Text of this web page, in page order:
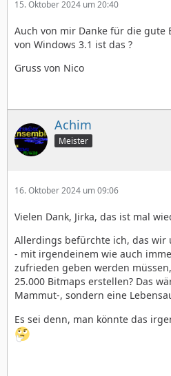
15. Oktober 2024 um 20:40
Auch von mir Danke für die gute
von Windows 3.1 ist das ?
Gruss von Nico
Achim
Meister
16. Oktober 2024 um 09:06
Vielen Dank, Jirka, das ist mal
Allerdings befürchte ich, das wir
- mit irgendeinem wie auch
zufrieden geben werden
25.000 Bitmaps erstellen? Das
Mammut-, sondern eine
Es sei denn, man könnte das